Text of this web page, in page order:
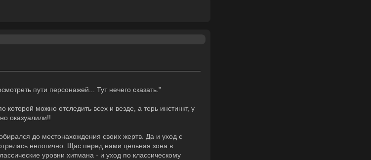
пути персонажей... Тут нечего сказать."
можно отследить всех и везде, а терь инстинкт, у
оказуалили!!
до местонахождения своих жертв. Да и уход с
нелогично. Щас перед нами цельная зона в
уровни хитмана - и уход по классическому